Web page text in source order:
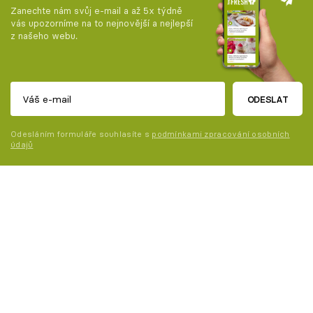
Zanechte nám svůj e-mail a až 5x týdně
vás upozorníme na to nejnovější a nejlepší
z našeho webu.
ODESLAT
Odesláním formuláře souhlasíte s podmínkami zpracování osobních
údajů